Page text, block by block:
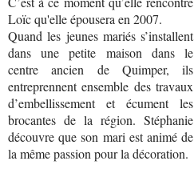
Loïc qu'elle épousera en 2007.
Quand les jeunes mariés s’installent
dans une petite maison dans le
centre ancien de Quimper, ils
entreprennent ensemble des travaux
d’embellissement et écument les
brocantes de la région. Stéphanie
découvre que son mari est animé de
la même passion pour la décoration.